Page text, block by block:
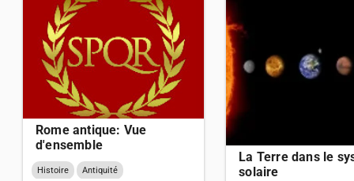
Rome antique: Vue
d'ensemble
Histoire Antiquité
La Terre dans le
solaire